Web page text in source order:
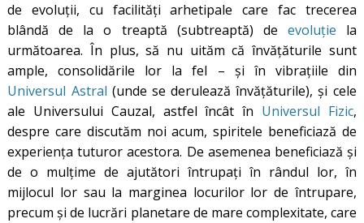
de evoluții, cu facilități arhetipale care fac trecerea
blândă de la o treaptă (subtreaptă) de evoluție la
următoarea. În plus, să nu uităm că învățăturile sunt
ample, consolidările lor la fel – și în vibrațiile din
Universul Astral (unde se derulează învățăturile), și cele
ale Universului Cauzal, astfel încât în Universul Fizic,
despre care discutăm noi acum, spiritele beneficiază de
experiența tuturor acestora. De asemenea beneficiază și
de o mulțime de ajutători întrupați în rândul lor, în
mijlocul lor sau la marginea locurilor lor de întrupare,
precum și de lucrări planetare de mare complexitate, care